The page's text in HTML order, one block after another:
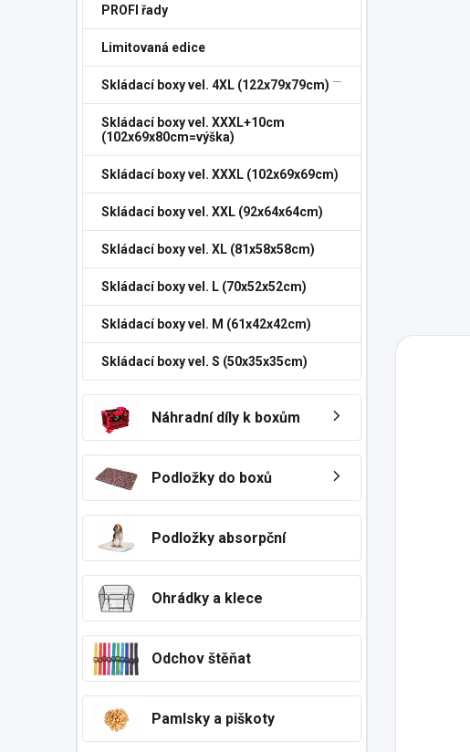
PROFI řady
Limitovaná edice
Skládací boxy vel. 4XL (122x79x79cm)
Skládací boxy vel. XXXL+10cm
(102x69x80cm=výška)
Skládací boxy vel. XXXL (102x69x69cm)
Skládací boxy vel. XXL (92x64x64cm)
Skládací boxy vel. XL (81x58x58cm)
Skládací boxy vel. L (70x52x52cm)
Skládací boxy vel. M (61x42x42cm)
Skládací boxy vel. S (50x35x35cm)
Náhradní díly k boxům
Podložky do boxů
Podložky absorpční
Ohrádky a klece
Odchov štěňat
Pamlsky a piškoty